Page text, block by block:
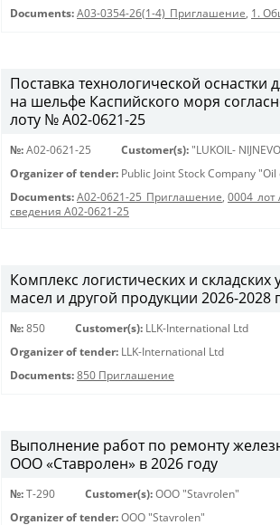
Documents: A03-0354-26(1-4)_Приглашение, 1.
Поставка технологической
на шельфе Каспийского моря
лоту № A02-0621-25
№: A02-0621-25 Customer(s): "LUKOIL-
Organizer of tender: Public Joint Stock Company "Oil
Documents: A02-0621-25_Приглашение, 0004_лот
сведения A02-0621-25
Комплекс логистических и
масел и другой продукции 2026-
№: 850 Customer(s): LLK-International Ltd
Organizer of tender: LLK-International Ltd
Documents: 850 Приглашение
Выполнение работ по ремонту
ООО «Ставролен» в 2026 году
№: Т-290 Customer(s): OOO "Stavrolen"
Organizer of tender: OOO "Stavrolen"